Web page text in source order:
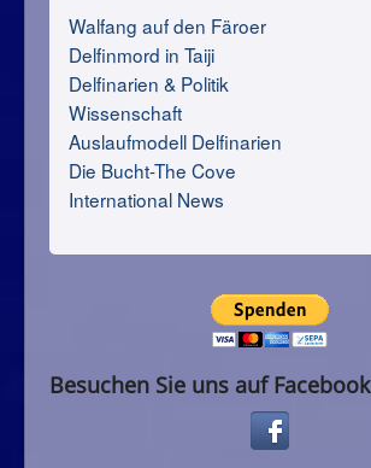
Walfang auf den Färoer
Delfinmord in Taiji
Delfinarien & Politik
Wissenschaft
Auslaufmodell Delfinarien
Die Bucht-The Cove
International News
Besuchen Sie uns auf Facebook